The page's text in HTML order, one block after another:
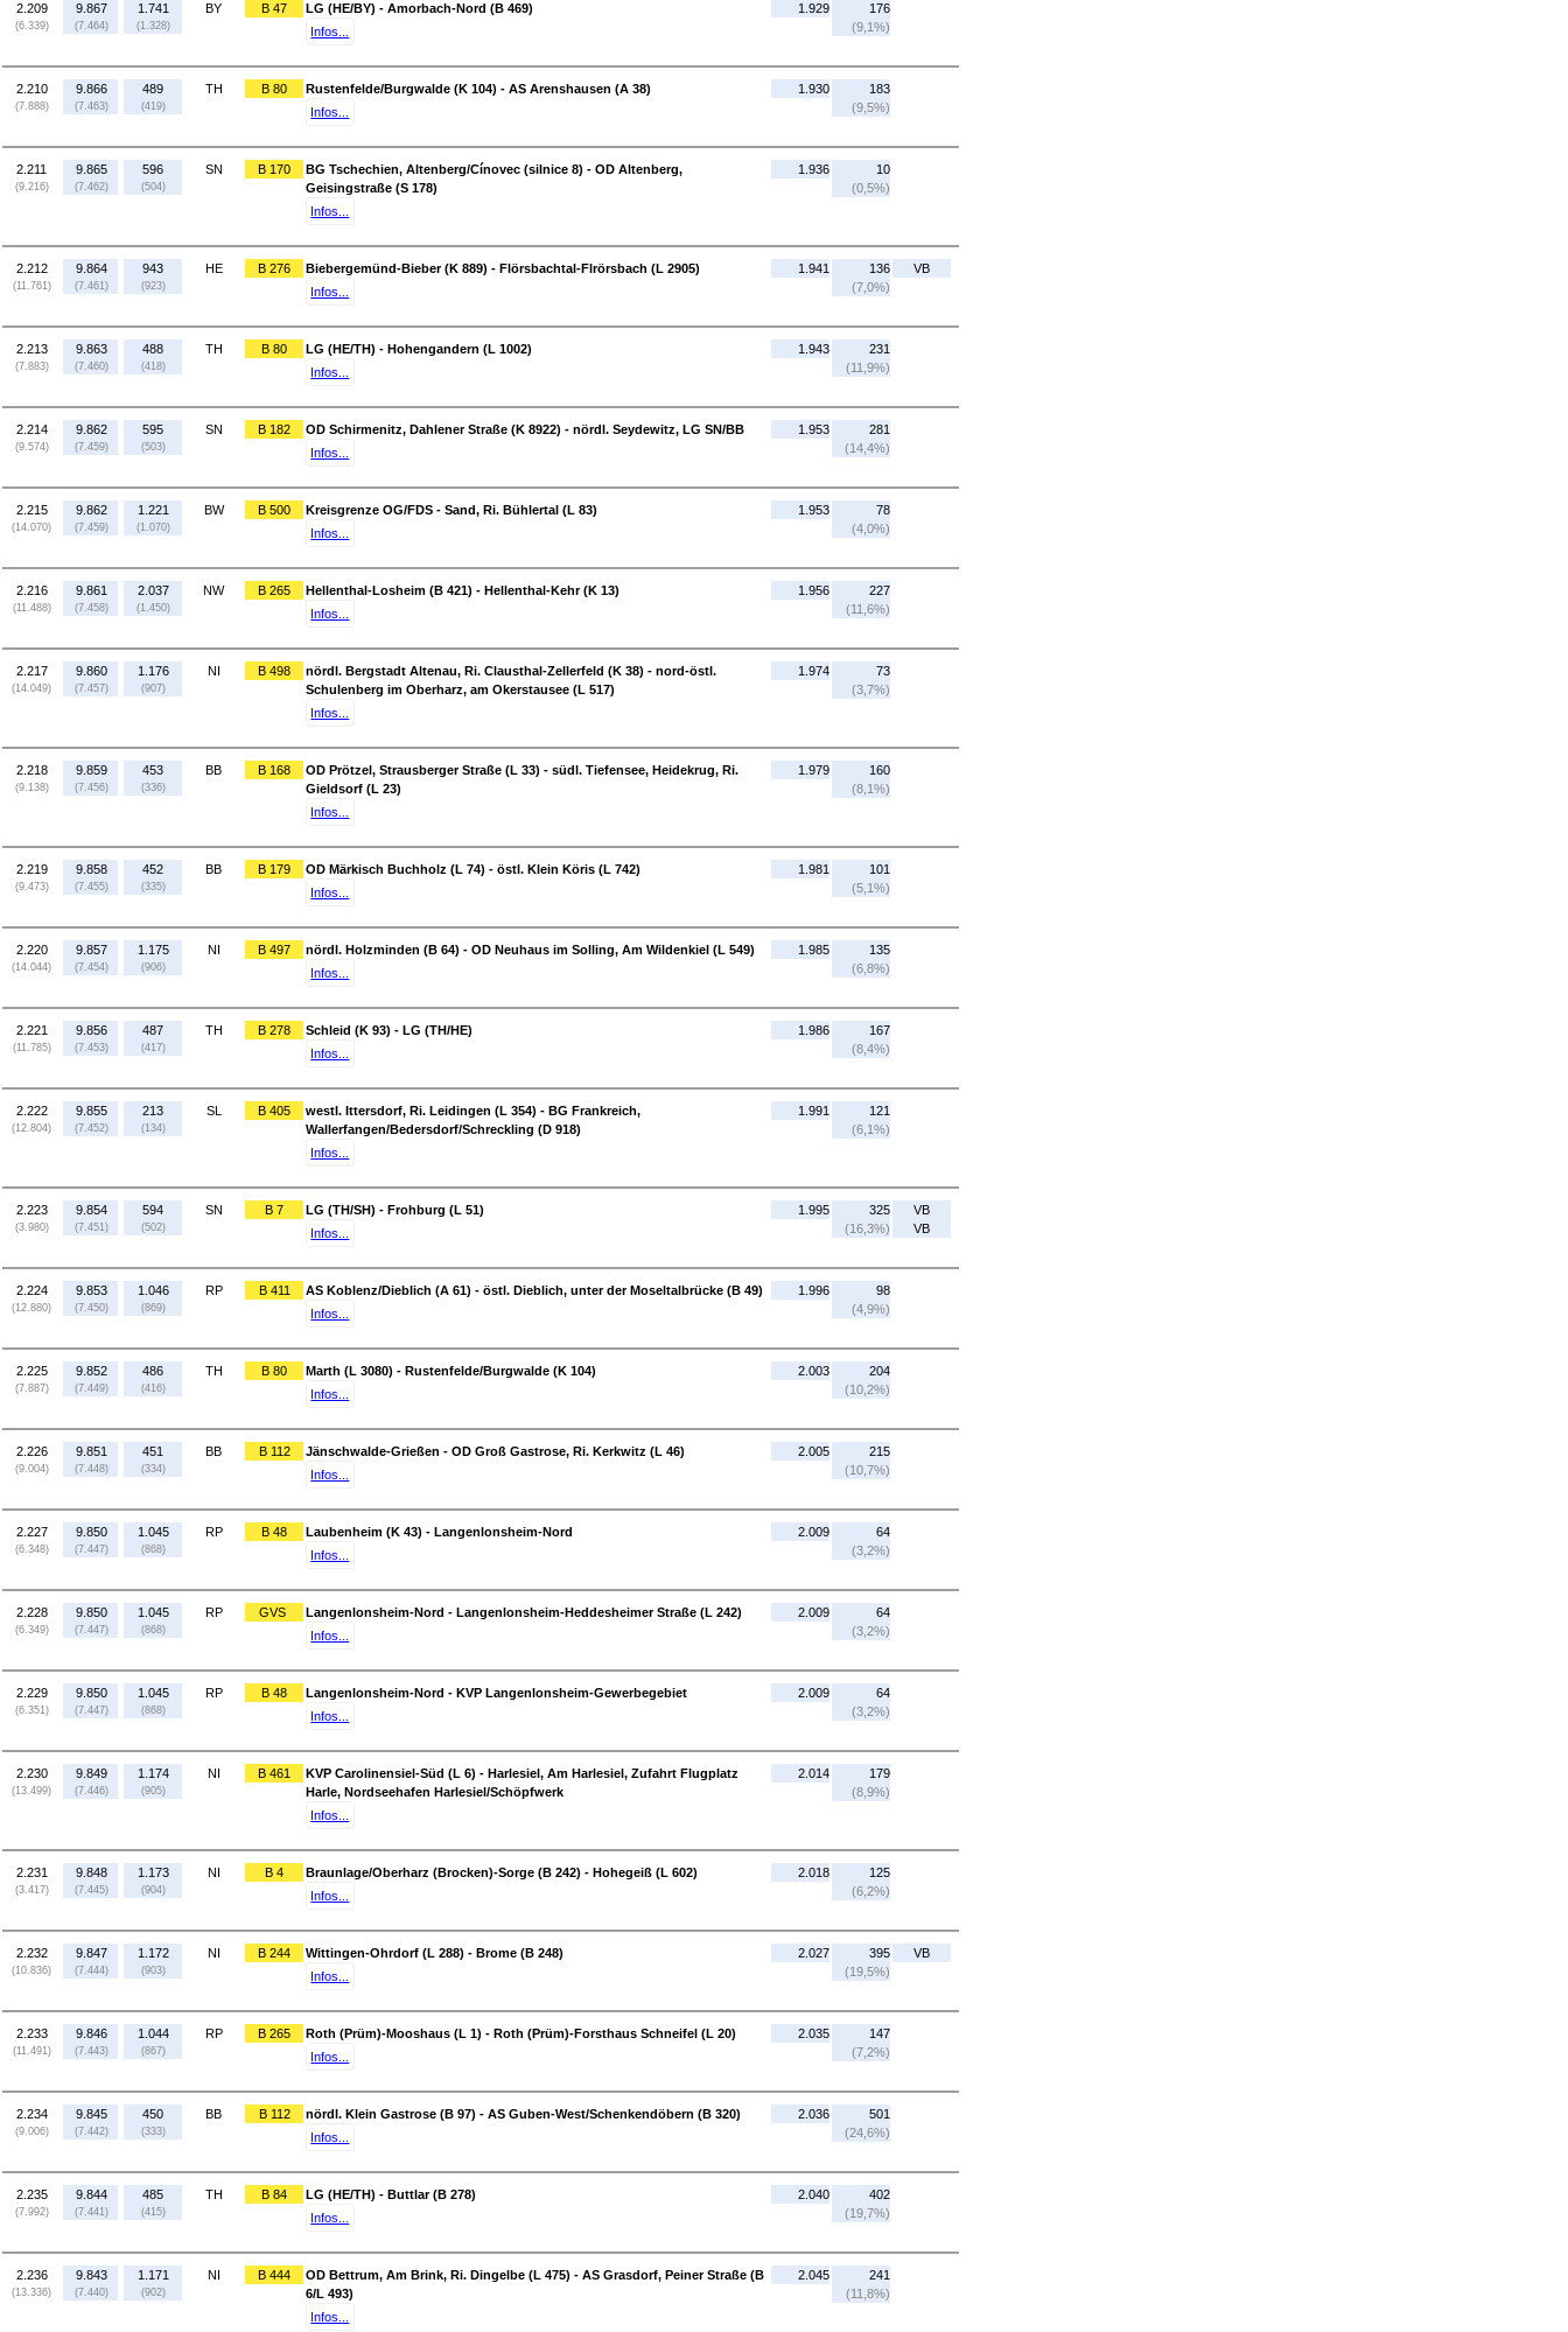
2.209
(6.339)
9.867
(7.464)
1.741
(1.328)
BY B 47
LG (HE/BY) - Amorbach-Nord (B 469)
Infos...
1.929
176
(9,1%)
2.210
(7.888)
9.866
(7.463)
489
(419)
TH B 80
Rustenfelde/Burgwalde (K 104) - AS Arenshausen (A 38)
Infos...
1.930
183
(9,5%)
2.211
(9.216)
9.865
(7.462)
596
(504)
SN B 170
BG Tschechien, Altenberg/Cínovec (silnice 8) - OD Altenberg,
Geisingstraße (S 178)
Infos...
1.936
10
(0,5%)
2.212
(11.761)
9.864
(7.461)
943
(923)
HE B 276
Biebergemünd-Bieber (K 889) - Flörsbachtal-Flrörsbach (L 2905)
Infos...
1.941
136
(7,0%)
VB
2.213
(7.883)
9.863
(7.460)
488
(418)
TH B 80
LG (HE/TH) - Hohengandern (L 1002)
Infos...
1.943
231
(11,9%)
2.214
(9.574)
9.862
(7.459)
595
(503)
SN B 182
OD Schirmenitz, Dahlener Straße (K 8922) - nördl. Seydewitz, LG SN/BB
Infos...
1.953
281
(14,4%)
2.215
(14.070)
9.862
(7.459)
1.221
(1.070)
BW B 500
Kreisgrenze OG/FDS - Sand, Ri. Bühlertal (L 83)
Infos...
1.953
78
(4,0%)
2.216
(11.488)
9.861
(7.458)
2.037
(1.450)
NW B 265
Hellenthal-Losheim (B 421) - Hellenthal-Kehr (K 13)
Infos...
1.956
227
(11,6%)
2.217
(14.049)
9.860
(7.457)
1.176
(907)
NI B 498
nördl. Bergstadt Altenau, Ri. Clausthal-Zellerfeld (K 38) - nord-östl.
Schulenberg im Oberharz, am Okerstausee (L 517)
Infos...
1.974
73
(3,7%)
2.218
(9.138)
9.859
(7.456)
453
(336)
BB B 168
OD Prötzel, Strausberger Straße (L 33) - südl. Tiefensee, Heidekrug, Ri.
Gieldsorf (L 23)
Infos...
1.979
160
(8,1%)
2.219
(9.473)
9.858
(7.455)
452
(335)
BB B 179
OD Märkisch Buchholz (L 74) - östl. Klein Köris (L 742)
Infos...
1.981
101
(5,1%)
2.220
(14.044)
9.857
(7.454)
1.175
(906)
NI B 497
nördl. Holzminden (B 64) - OD Neuhaus im Solling, Am Wildenkiel (L 549)
Infos...
1.985
135
(6,8%)
2.221
(11.785)
9.856
(7.453)
487
(417)
TH B 278
Schleid (K 93) - LG (TH/HE)
Infos...
1.986
167
(8,4%)
2.222
(12.804)
9.855
(7.452)
213
(134)
SL B 405
westl. Ittersdorf, Ri. Leidingen (L 354) - BG Frankreich,
Wallerfangen/Bedersdorf/Schreckling (D 918)
Infos...
1.991
121
(6,1%)
2.223
(3.980)
9.854
(7.451)
594
(502)
SN B 7
LG (TH/SH) - Frohburg (L 51)
Infos...
1.995
325
(16,3%)
VB
VB
2.224
(12.880)
9.853
(7.450)
1.046
(869)
RP B 411
AS Koblenz/Dieblich (A 61) - östl. Dieblich, unter der Moseltalbrücke (B 49)
Infos...
1.996
98
(4,9%)
2.225
(7.887)
9.852
(7.449)
486
(416)
TH B 80
Marth (L 3080) - Rustenfelde/Burgwalde (K 104)
Infos...
2.003
204
(10,2%)
2.226
(9.004)
9.851
(7.448)
451
(334)
BB B 112
Jänschwalde-Grießen - OD Groß Gastrose, Ri. Kerkwitz (L 46)
Infos...
2.005
215
(10,7%)
2.227
(6.348)
9.850
(7.447)
1.045
(868)
RP B 48
Laubenheim (K 43) - Langenlonsheim-Nord
Infos...
2.009
64
(3,2%)
2.228
(6.349)
9.850
(7.447)
1.045
(868)
RP GVS
Langenlonsheim-Nord - Langenlonsheim-Heddesheimer Straße (L 242)
Infos...
2.009
64
(3,2%)
2.229
(6.351)
9.850
(7.447)
1.045
(868)
RP B 48
Langenlonsheim-Nord - KVP Langenlonsheim-Gewerbegebiet
Infos...
2.009
64
(3,2%)
2.230
(13.499)
9.849
(7.446)
1.174
(905)
NI B 461
KVP Carolinensiel-Süd (L 6) - Harlesiel, Am Harlesiel, Zufahrt Flugplatz
Harle, Nordseehafen Harlesiel/Schöpfwerk
Infos...
2.014
179
(8,9%)
2.231
(3.417)
9.848
(7.445)
1.173
(904)
NI B 4
Braunlage/Oberharz (Brocken)-Sorge (B 242) - Hohegeiß (L 602)
Infos...
2.018
125
(6,2%)
2.232
(10.836)
9.847
(7.444)
1.172
(903)
NI B 244
Wittingen-Ohrdorf (L 288) - Brome (B 248)
Infos...
2.027
395
(19,5%)
VB
2.233
(11.491)
9.846
(7.443)
1.044
(867)
RP B 265
Roth (Prüm)-Mooshaus (L 1) - Roth (Prüm)-Forsthaus Schneifel (L 20)
Infos...
2.035
147
(7,2%)
2.234
(9.006)
9.845
(7.442)
450
(333)
BB B 112
nördl. Klein Gastrose (B 97) - AS Guben-West/Schenkendöbern (B 320)
Infos...
2.036
501
(24,6%)
2.235
(7.992)
9.844
(7.441)
485
(415)
TH B 84
LG (HE/TH) - Buttlar (B 278)
Infos...
2.040
402
(19,7%)
2.236
(13.336)
9.843
(7.440)
1.171
(902)
NI B 444
OD Bettrum, Am Brink, Ri. Dingelbe (L 475) - AS Grasdorf, Peiner Straße (B
6/L 493)
Infos...
2.045
241
(11,8%)